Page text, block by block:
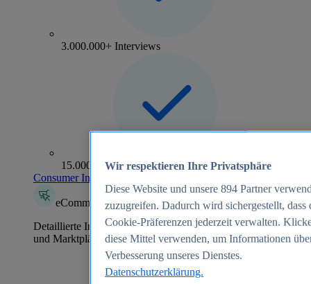
3.000.000+ Interviews
15.000+ Marken
Consumer Insights entdecken
eCommerce Insights
Detaillierte Informationen zu mehr als 39.000 Online-Shops
und Marktplätzen
Wir respektieren Ihre Privatsphäre
Diese Website und unsere 894 Partner
zuzugreifen. Dadurch wird sichergestellt,
Cookie-Präferenzen jederzeit verwalten.
diese Mittel verwenden, um Informationen
Verbesserung unseres Dienstes.
Datenschutzerklärung.